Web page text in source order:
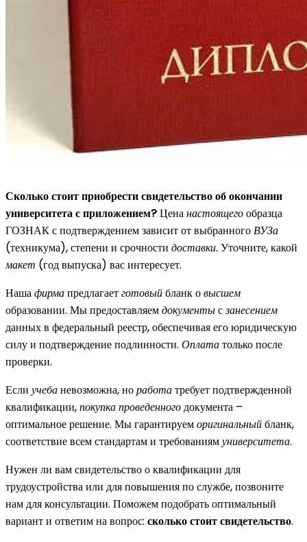
Сколько стоит приобрести свидетельство об окончании
университета с приложением?Ценанастоящегообразца
ГОЗНАК с подтверждением зависит от выбранногоВУЗа
(техникума), степени и срочности доставки. Уточните, какой
макет (год выпуска) вас интересует.
Нашафирмапредлагаетготовыйбланк овысшем
образовании. Мы предоставляемдокументысзанесением
данных в федеральный реестр, обеспечивая его юридическую
силу и подтверждение подлинности. Оплататолько после
проверки.
Если учебаневозможна, ноработатребует подтвержденной
квалификации,покупкапроведенногодокумента –
оптимальное решение. Мы гарантируеморигинальныйбланк,
соответствие всем стандартам и требованиямуниверситета.
Нужен ли вам свидетельство о квалификации для
трудоустройства или для повышения по службе, позвоните
нам для консультации. Поможем подобрать оптимальный
вариант и ответим на вопрос: сколько стоит свидетельство.